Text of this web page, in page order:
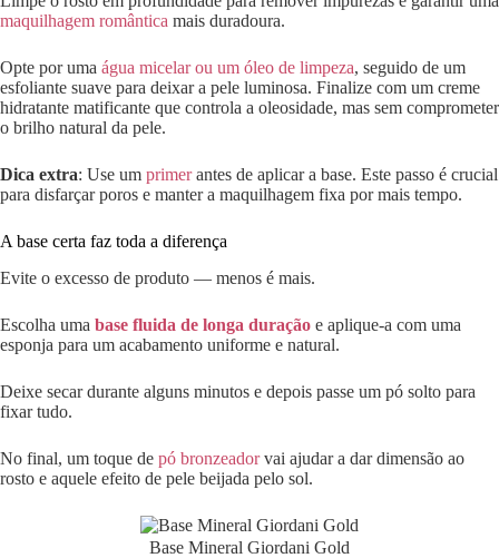
maquilhagem romântica mais duradoura.
Opte por uma água micelar ou um óleo de limpeza, seguido de um
esfoliante suave para deixar a pele luminosa. Finalize com um creme
hidratante matificante que controla a oleosidade, mas sem comprometer
o brilho natural da pele.
Dica extra: Use um primerantes de aplicar a base. Este passo é crucial
para disfarçar poros e manter a maquilhagem fixa por mais tempo.
A base certa faz toda a diferença
Evite o excesso de produto — menos é mais.
Escolha uma base fluida de longa duração e aplique-a com uma
esponja para um acabamento uniforme e natural.
Deixe secar durante alguns minutos e depois passe um pó solto para
fixar tudo.
No final, um toque de pó bronzeadorvai ajudar a dar dimensão ao
rosto e aquele efeito de pele beijada pelo sol.
Base Mineral Giordani Gold